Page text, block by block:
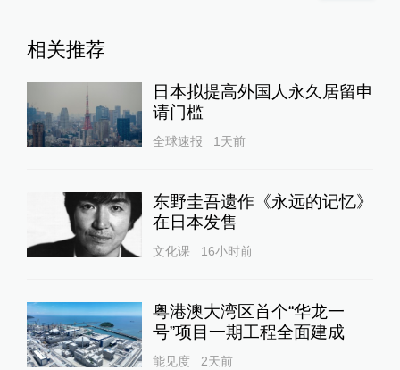
相关推荐
日本拟提高外国人永久居留申
请门槛
全球速报 1天前
东野圭吾遗作《永远的记忆》
在日本发售
文化课 16小时前
粤港澳大湾区首个“华龙一
号”项目一期工程全面建成
能见度 2天前